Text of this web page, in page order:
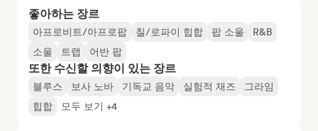
좋아하는 장르
아프로비트/아프로팝 칠/로파이 힙합 팝 소울
R&B
소울
트랩 어반 팝
또한 수신할 의향이 있는 장르
블루스 보사 노바 기독교 음악 실험적 재즈
그라임
힙합
모두 보기 +4